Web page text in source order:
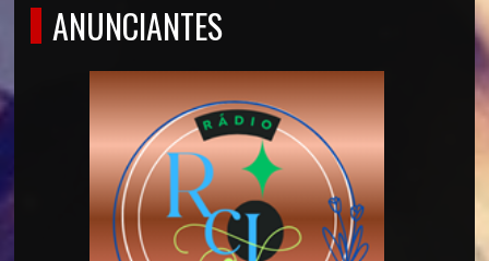
ANUNCIANTES